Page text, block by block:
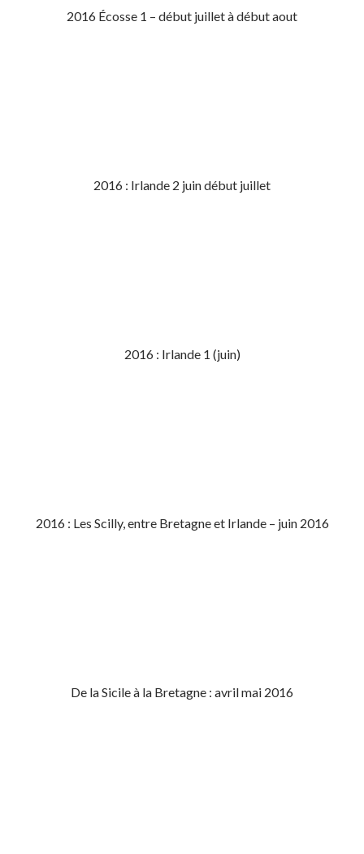
2016 Écosse 1 – début juillet à début aout
2016 : Irlande 2 juin début juillet
2016 : Irlande 1 (juin)
2016 : Les Scilly, entre Bretagne et Irlande – juin 2016
De la Sicile à la Bretagne : avril mai 2016